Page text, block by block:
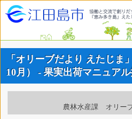
「オリーブだより えたじま
10月） - 果実出荷マニュア
農林水産課 オリー